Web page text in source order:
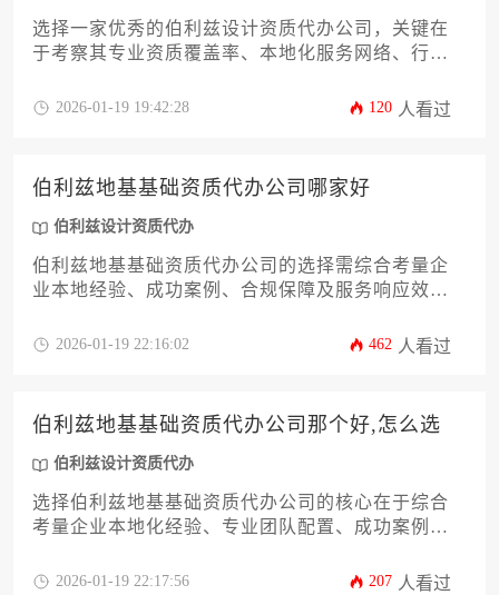
选择一家优秀的伯利兹设计资质代办公司，关键在
于考察其专业资质覆盖率、本地化服务网络、行业
规模。
2026-01-19 19:42:28 120 人看过
伯利兹地基基础资质代办公司哪家好
伯利兹设计资质代办
伯利兹地基基础资质代办公司的选择需综合考量企
业本地经验、成功案例、合规保障及服务响应效
能力，并能提供从资质申请到后期维护的全流程专
2026-01-19 22:16:02 462 人看过
伯利兹地基基础资质代办公司那个好,怎么选
伯利兹设计资质代办
选择伯利兹地基基础资质代办公司的核心在于综合
考量企业本地化经验、专业团队配置、成功案例实
价、核查过往业绩等方式筛选具备深厚行业积淀的
2026-01-19 22:17:56 207 人看过